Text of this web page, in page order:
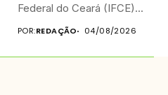
Federal do Ceará (IFCE)...
POR:REDAÇÃO 04/08/2026